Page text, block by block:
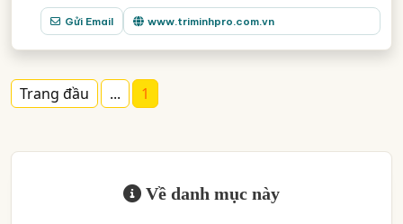
Gửi Email www.triminhpro.com.vn
Trang đầu ... 1
Về danh mục này